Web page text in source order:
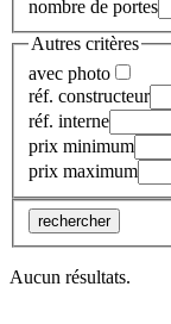
nombre de portes
Autres critères
avec photo
réf. constructeur
réf. interne
prix minimum
prix maximum
rechercher
Aucun résultats.